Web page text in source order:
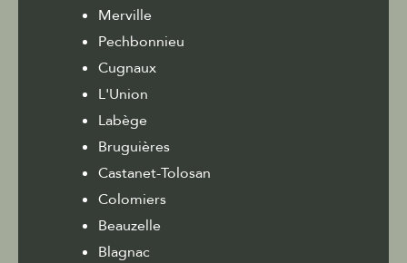
Merville
Pechbonnieu
Cugnaux
L'Union
Labège
Bruguières
Castanet-Tolosan
Colomiers
Beauzelle
Blagnac